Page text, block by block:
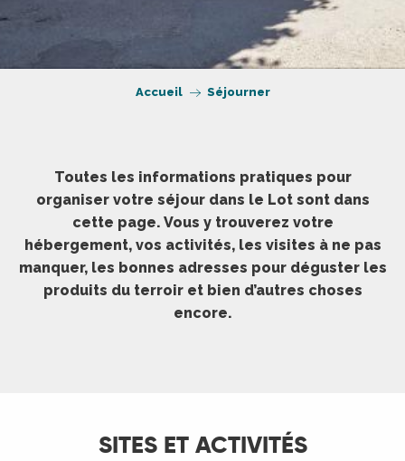
Accueil Séjourner
Toutes les informations pratiques pour
organiser votre séjour dans le Lot sont dans
cette page. Vous y trouverez votre
hébergement, vos activités, les visites à ne pas
manquer, les bonnes adresses pour déguster les
produits du terroir et bien d’autres choses
encore.
SITES ET ACTIVITÉS